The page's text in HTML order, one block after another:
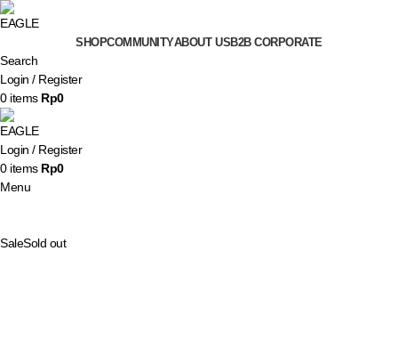
SHOPCOMMUNITYABOUT USB2B CORPORATE
Search
Login / Register
0 items Rp0
Login / Register
0 items Rp0
Menu
SaleSold out